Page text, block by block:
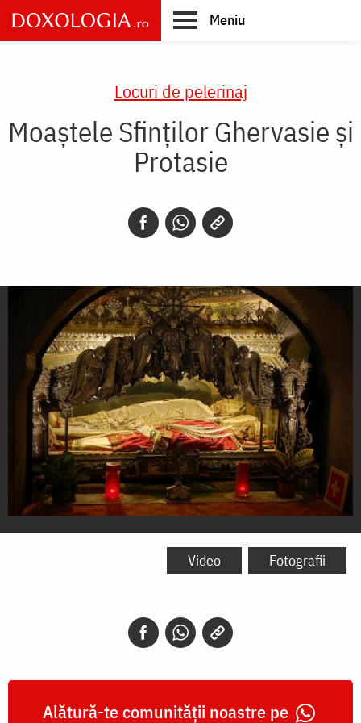
Skip
to
main
Meniu
Locuri de pelerinaj
Moaștele Sfinților Ghervasie și
Protasie
Moaștele
Video Fotografii
Alătură-te comunității noastre pe